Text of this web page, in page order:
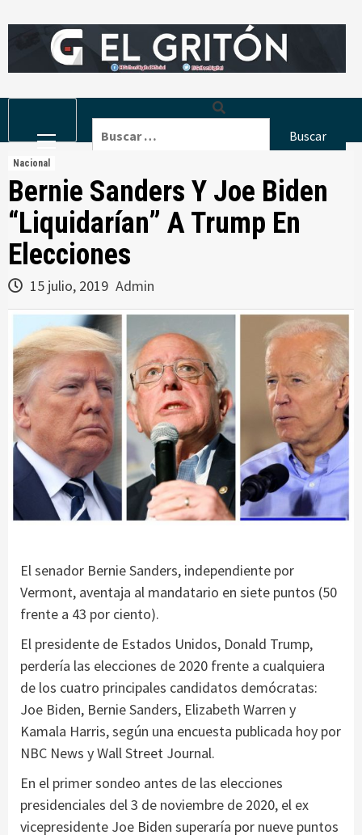
to
Menu
Nacional
Bernie Sanders Y Joe Biden
“Liquidarían” A Trump En
Elecciones
15 julio, 2019 Admin
El senador Bernie Sanders, independiente por
Vermont, aventaja al mandatario en siete puntos (50
frente a 43 por ciento).
El presidente de Estados Unidos, Donald Trump,
perdería las elecciones de 2020 frente a cualquiera
de los cuatro principales candidatos demócratas:
Joe Biden, Bernie Sanders, Elizabeth Warren y
Kamala Harris, según una encuesta publicada hoy por
NBC News y Wall Street Journal.
En el primer sondeo antes de las elecciones
presidenciales del 3 de noviembre de 2020, el ex
vicepresidente Joe Biden superaría por nueve puntos